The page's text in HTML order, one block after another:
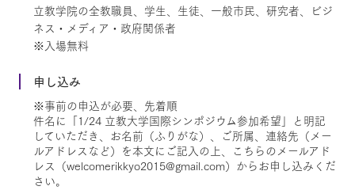
立教学院の全教職員、学生、生徒、一般市民、研究者、ビジ
ネス・メディア・政府関係者
※入場無料
申し込み
※事前の申込が必要、先着順
件名に「1/24 立教大学国際シンポジウム参加希望」と明記
していただき、お名前（ふりがな）、ご所属、連絡先（メー
ルアドレスなど）を本文にご記入の上、こちらのメールアド
レス（welcomerikkyo2015@gmail.com）からお申し込みくだ
さい。